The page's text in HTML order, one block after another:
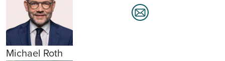
Michael Roth